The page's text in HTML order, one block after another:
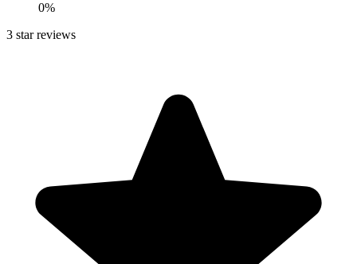
0%
3 star reviews